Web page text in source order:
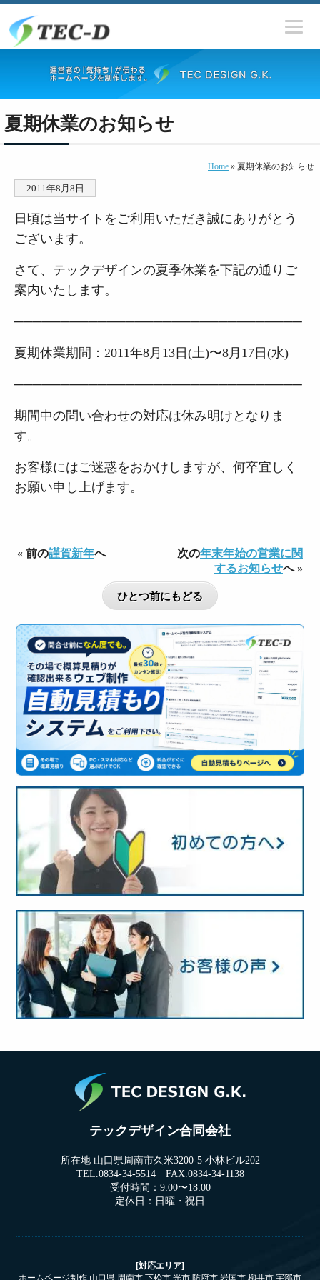
夏期休業のお知らせ
Home » 夏期休業のお知らせ
2011年8月8日
日頃は当サイトをご利用いただき誠にありがとう
ございます。
さて、テックデザインの夏季休業を下記の通りご
案内いたします。
───────────────────────────────
夏期休業期間：2011年8月13日(土)〜8月17日(水)
───────────────────────────────
期間中の問い合わせの対応は休み明けとなりま
す。
お客様にはご迷惑をおかけしますが、何卒宜しく
お願い申し上げます。
« 前の謹賀新年へ 次の年末年始の営業に関
するお知らせへ »
テックデザイン合同会社
所在地 山口県周南市久米3200-5 小林ビル202
TEL.0834-34-5514 FAX.0834-34-1138
受付時間：9:00〜18:00
定休日：日曜・祝日
[対応エリア]